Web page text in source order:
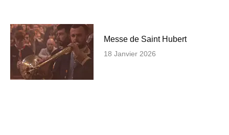
Messe de Saint Hubert
18 Janvier 2026